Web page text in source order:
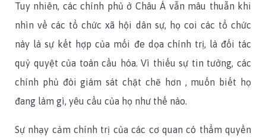
Tuy nhiên, các chính phủ ở Châu Á vẫn mâu thuẫn khi
nhìn về các tổ chức xã hội dân sự, họ coi các tổ chức
này là sự kết hợp của mối đe dọa chính trị, là đối tác
quỷ quyệt của toàn cầu hóa. Vì thiếu sự tin tưởng, các
chính phủ đòi giám sát chặt chẽ hơn , muốn biết họ
đang làm gì, yêu cầu của họ như thế nào.
Sự nhạy cảm chính trị của các cơ quan có thẩm quyền